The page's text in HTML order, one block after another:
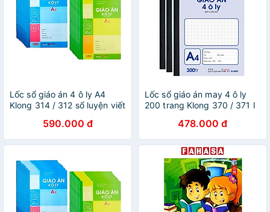
Lốc sổ giáo án 4 ô ly A4
Klong 314 / 312 sổ luyện viết
590.000 đ
Lốc sổ giáo án may 4 ô ly
200 trang Klong 370 / 371 I
MS370 / MS371
478.000 đ